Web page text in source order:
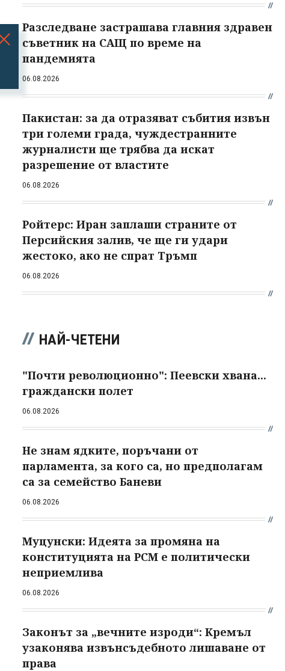
Разследване застрашава главния здравен
съветник на САЩ по време на
пандемията
06.08.2026
Пакистан: за да отразяват събития извън
три големи града, чуждестранните
журналисти ще трябва да искат
разрешение от властите
06.08.2026
Ройтерс: Иран заплаши страните от
Персийския залив, че ще ги удари
жестоко, ако не спрат Тръмп
06.08.2026
НАЙ-ЧЕТЕНИ
"Почти революционно": Пеевски хвана...
граждански полет
06.08.2026
Не знам ядките, поръчани от
парламента, за кого са, но предполагам
са за семейство Баневи
06.08.2026
Муцунски: Идеята за промяна на
конституцията на РСМ е политически
неприемлива
06.08.2026
Законът за „вечните изроди“: Кремъл
узаконява извънсъдебното лишаване от
права